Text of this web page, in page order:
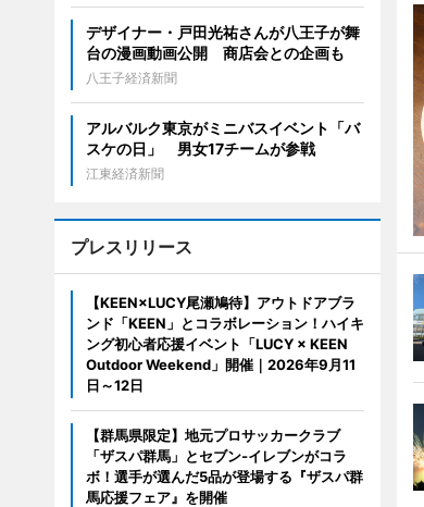
デザイナー・戸田光祐さんが八王子が舞
台の漫画動画公開 商店会との企画も
八王子経済新聞
アルバルク東京がミニバスイベント「バ
スケの日」 男女17チームが参戦
江東経済新聞
プレスリリース
【KEEN×LUCY尾瀬鳩待】アウトドアブラ
ンド「KEEN」とコラボレーション！ハイキ
ング初心者応援イベント「LUCY × KEEN
Outdoor Weekend」開催｜2026年9月11
日～12日
【群馬県限定】地元プロサッカークラブ
「ザスパ群馬」とセブン‐イレブンがコラ
ボ！選手が選んだ5品が登場する『ザスパ群
馬応援フェア』を開催